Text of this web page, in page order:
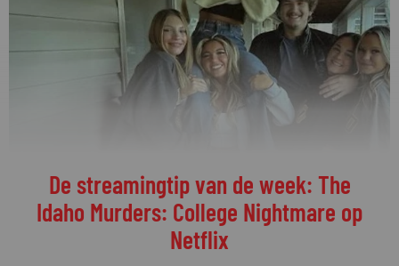
De streamingtip van de week: The
Idaho Murders: College Nightmare op
Netflix